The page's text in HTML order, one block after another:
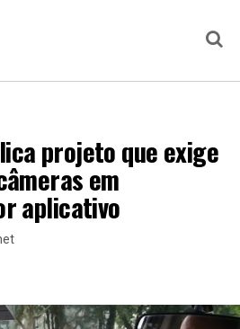
projeto que exige
em
aplicativo